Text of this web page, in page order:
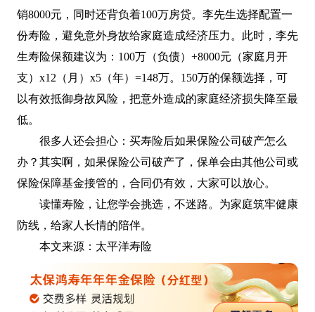
销8000元，同时还背负着100万房贷。李先生选择配置一
份寿险，避免意外身故给家庭造成经济压力。此时，李先
生寿险保额建议为：100万（负债）+8000元（家庭月开
支）x12（月）x5（年）=148万。150万的保额选择，可
以有效抵御身故风险，把意外造成的家庭经济损失降至最
低。
很多人还会担心：买寿险后如果保险公司破产怎么
办？其实啊，如果保险公司破产了，保单会由其他公司或
保险保障基金接管的，合同仍有效，大家可以放心。
读懂寿险，让您学会挑选，不迷路。为家庭筑牢健康
防线，给家人长情的陪伴。
本文来源：太平洋寿险